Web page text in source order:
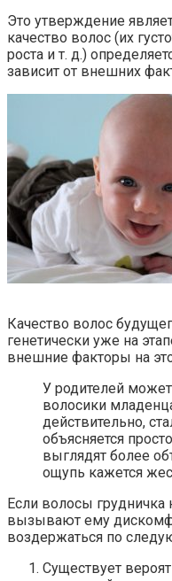
Это утверждение
качество волос (их
роста и т. д.)
зависит от внешних
Качество волос
генетически уже на
внешние факторы на
У родителей
волосики
действительно,
объясняется
выглядят более
ощупь кажется
Если волосы
вызывают ему
воздержаться по
Существует